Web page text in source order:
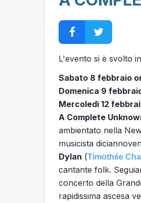
L'evento si è svolto
Sabato 8 febbraio
Domenica 9
Mercoledì 12
A Complete
ambientato nella
musicista
Dylan (Timothée
cantante folk.
concerto della
rapidissima ascesa